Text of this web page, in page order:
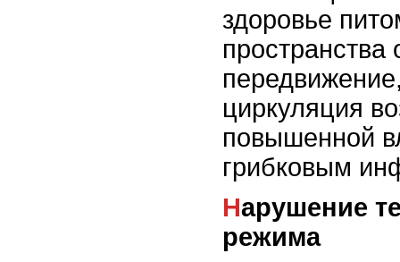
здоровье
пространства
циркуляция
повышенной
грибковым
Нарушение температурного
режима